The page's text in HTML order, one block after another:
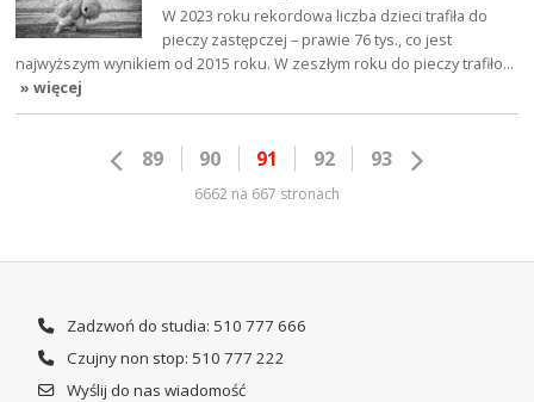
W 2023 roku rekordowa liczba dzieci trafiła do
pieczy zastępczej – prawie 76 tys., co jest
najwyższym wynikiem od 2015 roku. W zeszłym roku do pieczy trafiło…
» więcej
89 90 91 92 93
6662 na 667 stronach
Zadzwoń do studia: 510 777 666
Czujny non stop: 510 777 222
Wyślij do nas wiadomość